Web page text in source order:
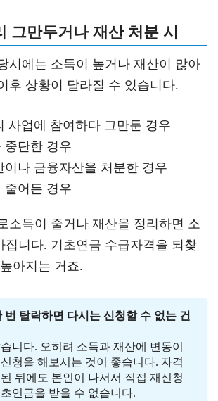
그만두거나 재산 처분 시
시에는 소득이 높거나 재산이 많아
후 상황이 달라질 수 있습니다.
사업에 참여하다 그만둔 경우
중단한 경우
이나 금융자산을 처분한 경우
줄어든 경우
소득이 줄거나 재산을 정리하면 소
집니다. 기초연금 수급자격을 되찾
아지는 거죠.
번 탈락하면 다시는 신청할 수 없는 건
니다. 오히려 소득과 재산에 변동이
청을 해보시는 것이 좋습니다. 자격
뒤에도 본인이 나서서 직접 재신청
연금을 받을 수 없습니다.